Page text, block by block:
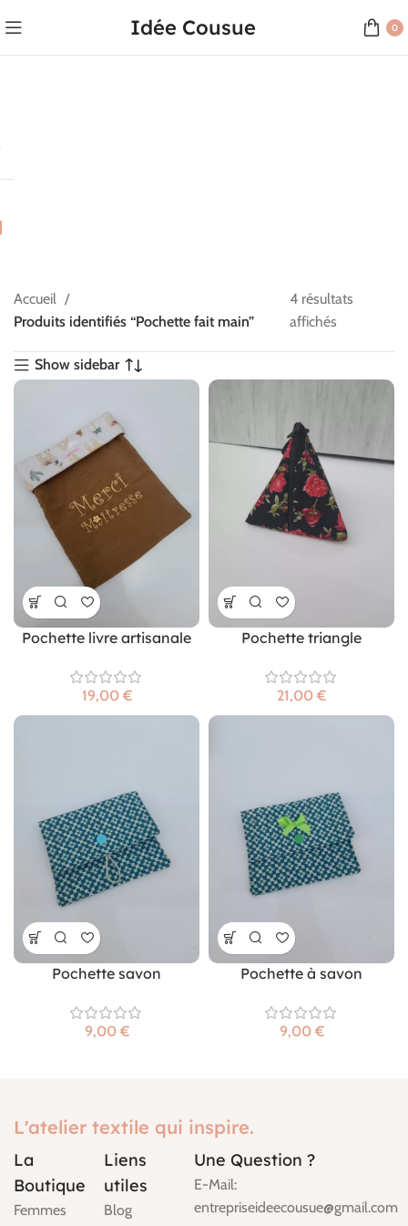
Idée Cousue 0
Accueil
Produits identifiés “Pochette fait main”
4 résultats
affichés
Show sidebar
Pochette livre artisanale
€
Pochette triangle
€
Pochette savon
€
Pochette à savon
€
L'atelier textile qui inspire.
La
Boutique
Femmes
Liens
utiles
Blog
Une Question ?
E-Mail:
entrepriseideecousue@gmail.com